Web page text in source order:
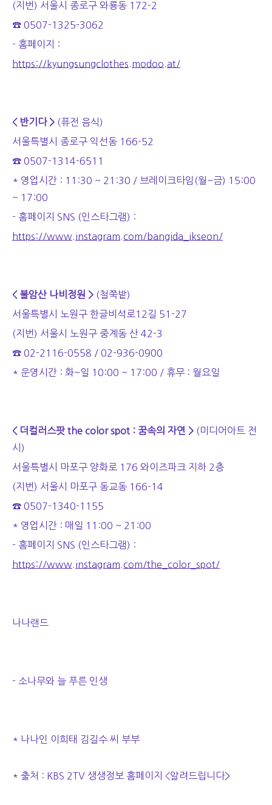
(지번) 서울시 종로구 와룡동 172-2
☎ 0507-1325-3062
- 홈페이지 :
https://kyungsungclothes.modoo.at/
< 반기다 > (퓨전 음식)
서울특별시 종로구 익선동 166-52
☎ 0507-1314-6511
* 영업시간 : 11:30 ~ 21:30 / 브레이크타임(월~금) 15:00
~ 17:00
- 홈페이지 SNS (인스타그램) :
https://www.instagram.com/bangida_ikseon/
< 불암산 나비정원 > (철쭉밭)
서울특별시 노원구 한글비석로12길 51-27
(지번) 서울시 노원구 중계동 산 42-3
☎ 02-2116-0558 / 02-936-0900
* 운영시간 : 화~일 10:00 ~ 17:00 / 휴무 : 월요일
< 더컬러스팟 the color spot : 꿈속의 자연 > (미디어아트 전
시)
서울특별시 마포구 양화로 176 와이즈파크 지하 2층
(지번) 서울시 마포구 동교동 166-14
☎ 0507-1340-1155
* 영업시간 : 매일 11:00 ~ 21:00
- 홈페이지 SNS (인스타그램) :
https://www.instagram.com/the_color_spot/
나나랜드
- 소나무와 늘 푸른 인생
* 나나인 이희태 김길수 씨 부부
* 출처 : KBS 2TV 생생정보 홈페이지 <알려드립니다>